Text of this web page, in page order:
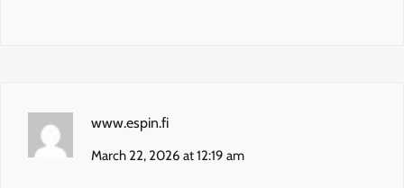
www.espin.fi
March 22, 2026 at 12:19 am